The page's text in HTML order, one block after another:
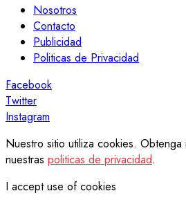
Nosotros
Contacto
Publicidad
Politicas de Privacidad
Facebook
Twitter
Instagram
Nuestro sitio utiliza cookies. Obtenga
nuestras politicas de privacidad.
I accept use of cookies